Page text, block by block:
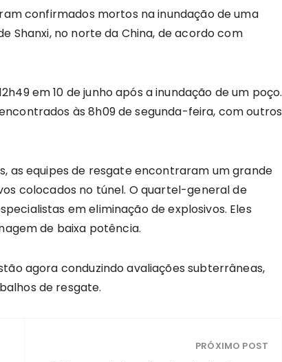
confirmados mortos na inundação de uma
Shanxi, no norte da China, de acordo com
em 10 de junho após a inundação de um poço.
às 8h09 de segunda-feira, com outros
as equipes de resgate encontraram um grande
colocados no túnel. O quartel-general de
em eliminação de explosivos. Eles
de baixa potência.
agora conduzindo avaliações subterrâneas,
de resgate.
PRÓXIMO POST